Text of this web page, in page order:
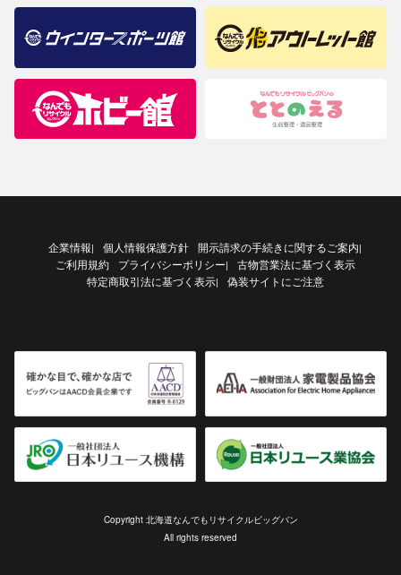
企業情報| 個人情報保護方針 開示請求の手続きに関するご案内|
ご利用規約 プライバシーポリシー|
古物営業法に基づく表示
特定商取引法に基づく表示| 偽装サイトにご注意
Copyright 北海道なんでもリサイクルビッグバン
All rights reserved